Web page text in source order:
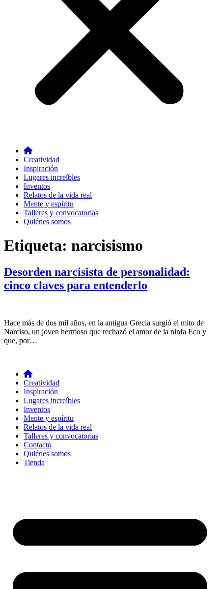
Creatividad
Inspiración
Lugares increíbles
Inventos
Relatos de la vida real
Mente y espíritu
Talleres y convocatorias
Quiénes somos
Etiqueta: narcisismo
Desorden narcisista de personalidad:
cinco claves para entenderlo
Hace más de dos mil años, en la antigua Grecia surgió el mito de
Narciso, un joven hermoso que rechazó el amor de la ninfa Eco y
que, por…
Creatividad
Inspiración
Lugares increíbles
Inventos
Mente y espíritu
Relatos de la vida real
Talleres y convocatorias
Contacto
Quiénes somos
Tienda